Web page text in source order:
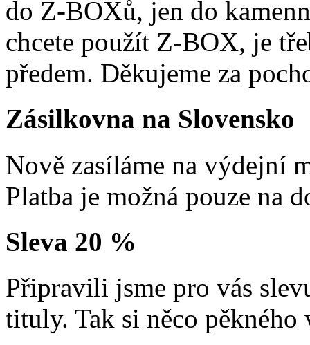
do Z-BOXů, jen do
chcete použít Z-BOX, je
předem. Děkujeme za
Zásilkovna na Slovensko
Nově zasíláme na výdejní
Platba je možná pouze na
Sleva 20 %
Připravili jsme pro vás
tituly. Tak si něco pěkného